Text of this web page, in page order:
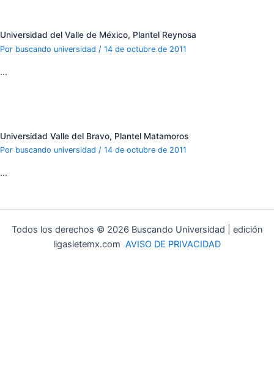
Universidad del Valle de México, Plantel Reynosa
Por buscando universidad / 14 de octubre de 2011
…
Universidad Valle del Bravo, Plantel Matamoros
Por buscando universidad / 14 de octubre de 2011
…
Todos los derechos © 2026 Buscando Universidad | edición
ligasietemx.com AVISO DE PRIVACIDAD